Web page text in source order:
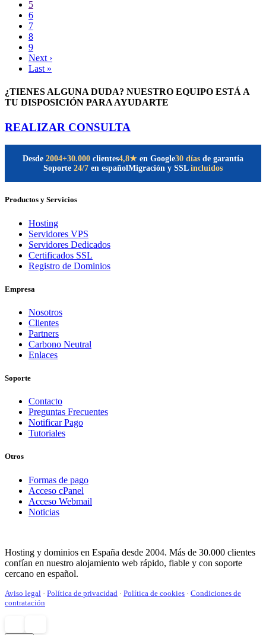
5
6
7
8
9
Next ›
Last »
¿TIENES ALGUNA DUDA? NUESTRO EQUIPO ESTÁ A
TU DISPOSICIÓN PARA AYUDARTE
REALIZAR CONSULTA
Desde 2004+30.000 clientes4,8★ en Google30 días de garantía
Soporte 24/7 en españolMigración y SSL incluidos
Productos y Servicios
Hosting
Servidores VPS
Servidores Dedicados
Certificados SSL
Registro de Dominios
Empresa
Nosotros
Clientes
Partners
Carbono Neutral
Enlaces
Soporte
Contacto
Preguntas Frecuentes
Notificar Pago
Tutoriales
Otros
Formas de pago
Acceso cPanel
Acceso Webmail
Noticias
Hosting y dominios en España desde 2004. Más de 30.000 clientes
confían en nuestro alojamiento web rápido, fiable y con soporte
cercano en español.
Aviso legal · Política de privacidad · Política de cookies · Condiciones de
contratación